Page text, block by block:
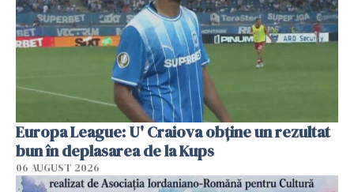
Europa League: U' Craiova obține un rezultat
bun în deplasarea de la Kups
06 AUGUST 2026